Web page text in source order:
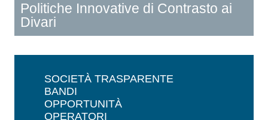
Politiche Innovative di Contrasto ai
Divari
SOCIETÀ TRASPARENTE
BANDI
OPPORTUNITÀ
OPERATORI